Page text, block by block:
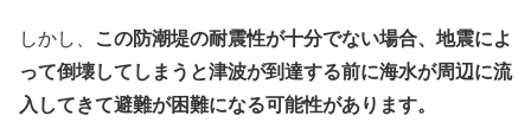
しかし、
この防潮堤の耐震性が十分でない場合、地震によ
って倒壊してしまうと津波が到達する前に海水が周辺に流
入してきて避難が困難になる可能性があります。